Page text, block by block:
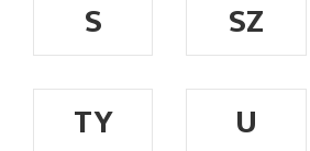
S SZ
TY
U